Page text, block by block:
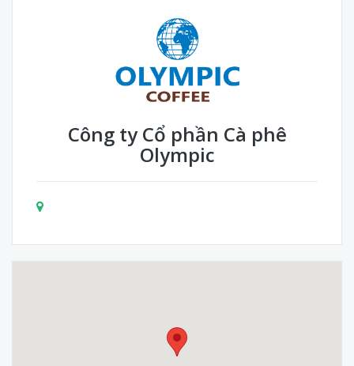
Công ty Cổ phần Cà phê
Olympic